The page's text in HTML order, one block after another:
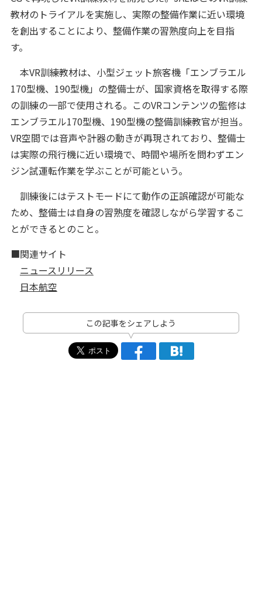
教材のトライアルを実施し、実際の整備作業に近い環境
を創出することにより、整備作業の習熟度向上を目指
す。
本VR訓練教材は、小型ジェット旅客機「エンブラエル
170型機、190型機」の整備士が、国家資格を取得する際
の訓練の一部で使用される。このVRコンテンツの監修は
エンブラエル170型機、190型機の整備訓練教官が担当。
VR空間では音声や計器の動きが再現されており、整備士
は実際の飛行機に近い環境で、時間や場所を問わずエン
ジン試運転作業を学ぶことが可能という。
訓練後にはテストモードにて動作の正誤確認が可能な
ため、整備士は自身の習熟度を確認しながら学習するこ
とができるとのこと。
■関連サイト
ニュースリリース
日本航空
この記事をシェアしよう